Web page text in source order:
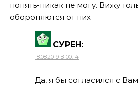
понять-никак не могу. Вижу
обороняются от них
СУРЕН:
18.08.2019 В 00:14
Да, я бы согласился с